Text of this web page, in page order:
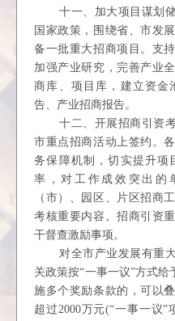
十一、加大项目谋划
国家政策，围绕省、市发
备一批重大招商项目。支
加强产业研究，完善产业
商库、项目库，建立资金
告、产业招商报告。
十二、开展招商引资
市重点招商活动上签约。
务保障机制，切实提升项
率，对工作成效突出的
（市）、园区、片区招商
考核重要内容。招商引资
干督查激励事项。
对全市产业发展有重
关政策按“一事一议”方式
施多个奖励条款的，可以
超过2000万元(“一事一议